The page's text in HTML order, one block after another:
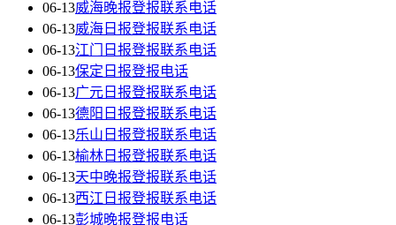
06-13威海晚报登报联系电话
06-13威海日报登报联系电话
06-13江门日报登报联系电话
06-13保定日报登报电话
06-13广元日报登报联系电话
06-13德阳日报登报联系电话
06-13乐山日报登报联系电话
06-13榆林日报登报联系电话
06-13天中晚报登报联系电话
06-13西江日报登报联系电话
06-13彭城晚报登报电话